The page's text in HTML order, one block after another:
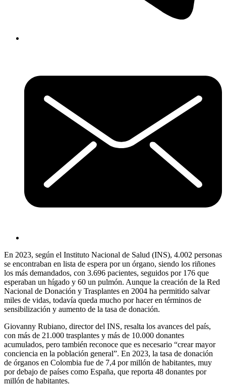
En 2023, según el Instituto Nacional de Salud (INS), 4.002 personas
se encontraban en lista de espera por un órgano, siendo los riñones
los más demandados, con 3.696 pacientes, seguidos por 176 que
esperaban un hígado y 60 un pulmón. Aunque la creación de la Red
Nacional de Donación y Trasplantes en 2004 ha permitido salvar
miles de vidas, todavía queda mucho por hacer en términos de
sensibilización y aumento de la tasa de donación.
Giovanny Rubiano, director del INS, resalta los avances del país,
con más de 21.000 trasplantes y más de 10.000 donantes
acumulados, pero también reconoce que es necesario “crear mayor
conciencia en la población general”. En 2023, la tasa de donación
de órganos en Colombia fue de 7,4 por millón de habitantes, muy
por debajo de países como España, que reporta 48 donantes por
millón de habitantes.